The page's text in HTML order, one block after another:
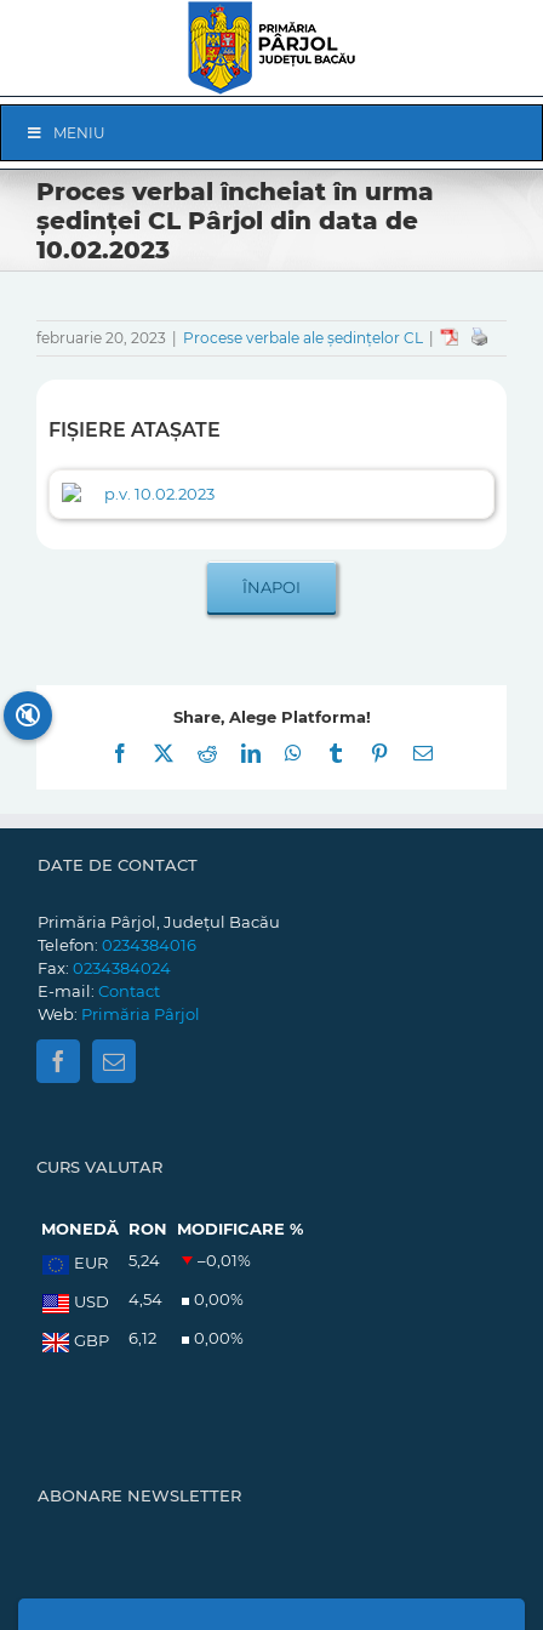
Navigation
MENIU
Proces verbal încheiat în urma
ședinței CL Pârjol din data de
10.02.2023
februarie 20, 2023 Procese verbale ale ședințelor CL
FIȘIERE ATAȘATE
p.v. 10.02.2023
Share, Alege Platforma!
Facebook
RedditLinkedInWhatsApp
Tumblr Pinterest
E-
DATE DE CONTACT
Primăria Pârjol, Județul Bacău
Telefon: 0234384016
Fax: 0234384024
E-mail: Contact
Web: Primăria Pârjol
CURS VALUTAR
MONEDĂ RON
MODIFICARE %
EUR
5,24 –0,01%
USD 4,54 0,00%
GBP 6,12 0,00%
ABONARE NEWSLETTER
🔇